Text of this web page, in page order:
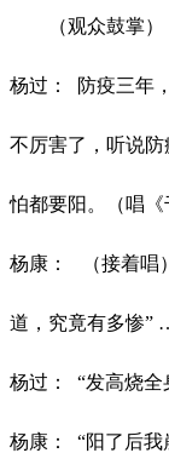
（观众鼓掌）
杨过： 防疫三年
不厉害了，听说防
怕都要阳。（唱《
杨康： （接着唱）
道，究竟有多惨
杨过： “发高烧
杨康： “阳了后